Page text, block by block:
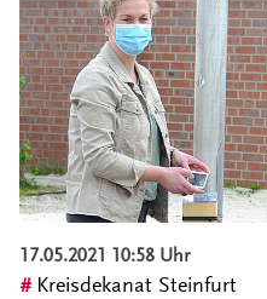
17.05.2021 10:58 Uhr
Kreisdekanat Steinfurt